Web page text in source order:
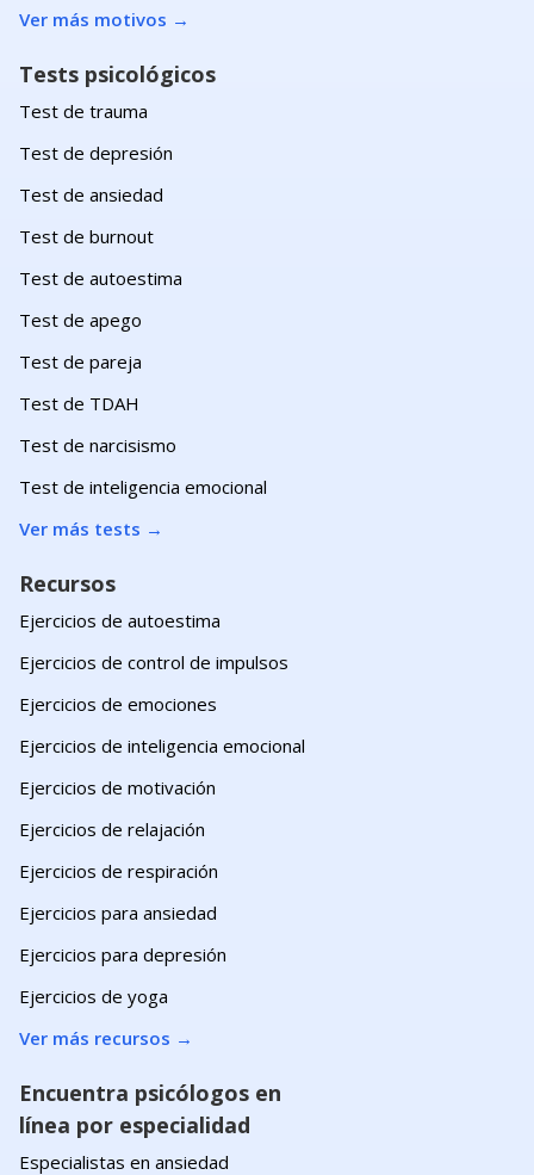
Ver más motivos →
Tests psicológicos
Test de trauma
Test de depresión
Test de ansiedad
Test de burnout
Test de autoestima
Test de apego
Test de pareja
Test de TDAH
Test de narcisismo
Test de inteligencia emocional
Ver más tests →
Recursos
Ejercicios de autoestima
Ejercicios de control de impulsos
Ejercicios de emociones
Ejercicios de inteligencia emocional
Ejercicios de motivación
Ejercicios de relajación
Ejercicios de respiración
Ejercicios para ansiedad
Ejercicios para depresión
Ejercicios de yoga
Ver más recursos →
Encuentra psicólogos en
línea por especialidad
Especialistas en ansiedad